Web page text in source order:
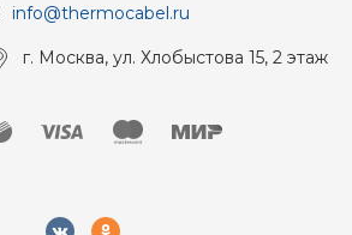
info@thermocabel.ru
г. Москва, ул. Хлобыстова 15, 2 этаж